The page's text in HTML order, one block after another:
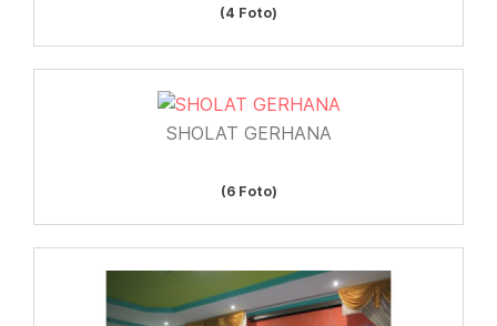
(4 Foto)
SHOLAT GERHANA
(6 Foto)